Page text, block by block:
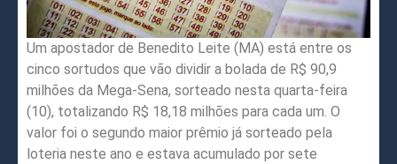
Um apostador de Benedito Leite (MA) está entre os
cinco sortudos que vão dividir a bolada de R$ 90,9
milhões da Mega-Sena, sorteado nesta quarta-feira
(10), totalizando R$ 18,18 milhões para cada um. O
valor foi o segundo maior prêmio já sorteado pela
loteria neste ano e estava acumulado por sete